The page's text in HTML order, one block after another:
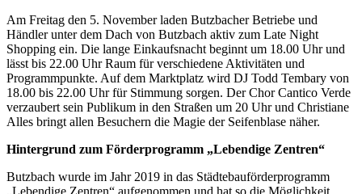
Am Freitag den 5. November laden Butzbacher Betriebe und
Händler unter dem Dach von Butzbach aktiv zum Late Night
Shopping ein. Die lange Einkaufsnacht beginnt um 18.00 Uhr und
lässt bis 22.00 Uhr Raum für verschiedene Aktivitäten und
Programmpunkte. Auf dem Marktplatz wird DJ Todd Tembary von
18.00 bis 22.00 Uhr für Stimmung sorgen. Der Chor Cantico Verde
verzaubert sein Publikum in den Straßen um 20 Uhr und Christiane
Alles bringt allen Besuchern die Magie der Seifenblase näher.
Hintergrund zum Förderprogramm „Lebendige Zentren“
Butzbach wurde im Jahr 2019 in das Städtebauförderprogramm
„Lebendige Zentren“ aufgenommen und hat so die Möglichkeit